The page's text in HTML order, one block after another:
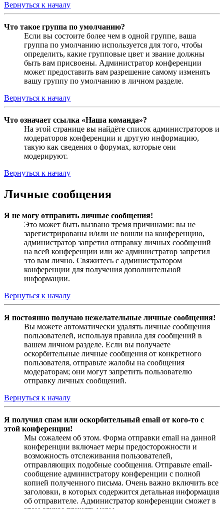
Вернуться к началу
Что такое группа по умолчанию?
Если вы состоите более чем в одной группе, ваша
группа по умолчанию используется для того, чтобы
определить, какие групповые цвет и звание должны
быть вам присвоены. Администратор конференции
может предоставить вам разрешение самому изменять
вашу группу по умолчанию в личном разделе.
Вернуться к началу
Что означает ссылка «Наша команда»?
На этой странице вы найдёте список администраторов и
модераторов конференции и другую информацию,
такую как сведения о форумах, которые они
модерируют.
Вернуться к началу
Личные сообщения
Я не могу отправить личные сообщения!
Это может быть вызвано тремя причинами: вы не
зарегистрированы и/или не вошли на конференцию,
администратор запретил отправку личных сообщений
на всей конференции или же администратор запретил
это вам лично. Свяжитесь с администратором
конференции для получения дополнительной
информации.
Вернуться к началу
Я постоянно получаю нежелательные личные сообщения!
Вы можете автоматически удалять личные сообщения
пользователей, используя правила для сообщений в
вашем личном разделе. Если вы получаете
оскорбительные личные сообщения от конкретного
пользователя, отправьте жалобы на сообщения
модераторам; они могут запретить пользователю
отправку личных сообщений.
Вернуться к началу
Я получил спам или оскорбительный email от кого-то с
этой конференции!
Мы сожалеем об этом. Форма отправки email на данной
конференции включает меры предосторожности и
возможность отслеживания пользователей,
отправляющих подобные сообщения. Отправьте email-
сообщение администратору конференции с полной
копией полученного письма. Очень важно включить все
заголовки, в которых содержится детальная информация
об отправителе. Администратор конференции сможет в